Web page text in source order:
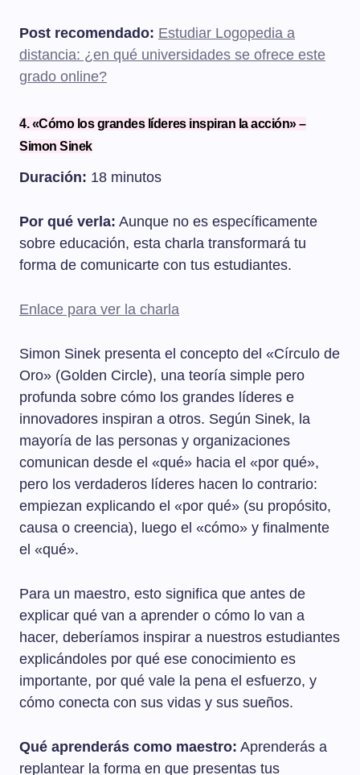
Post recomendado: Estudiar Logopedia a
distancia: ¿en qué universidades se ofrece este
grado online?
4. «Cómo los grandes líderes inspiran la acción» –
Simon Sinek
Duración: 18 minutos
Por qué verla: Aunque no es específicamente
sobre educación, esta charla transformará tu
forma de comunicarte con tus estudiantes.
Enlace para ver la charla
Simon Sinek presenta el concepto del «Círculo de
Oro» (Golden Circle), una teoría simple pero
profunda sobre cómo los grandes líderes e
innovadores inspiran a otros. Según Sinek, la
mayoría de las personas y organizaciones
comunican desde el «qué» hacia el «por qué»,
pero los verdaderos líderes hacen lo contrario:
empiezan explicando el «por qué» (su propósito,
causa o creencia), luego el «cómo» y finalmente
el «qué».
Para un maestro, esto significa que antes de
explicar qué van a aprender o cómo lo van a
hacer, deberíamos inspirar a nuestros estudiantes
explicándoles por qué ese conocimiento es
importante, por qué vale la pena el esfuerzo, y
cómo conecta con sus vidas y sus sueños.
Qué aprenderás como maestro: Aprenderás a
replantear la forma en que presentas tus